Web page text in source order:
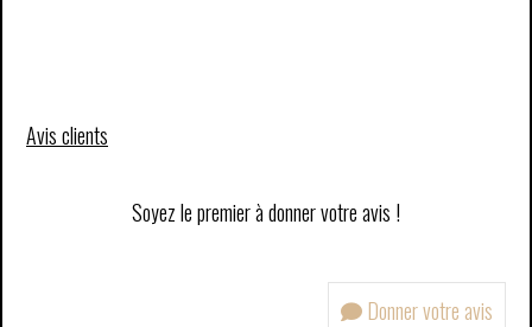
Avis clients
Soyez le premier à donner votre avis !
Donner votre avis